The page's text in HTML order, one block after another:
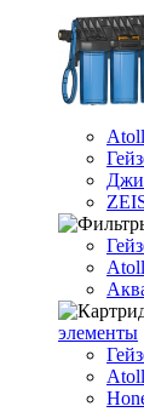
Atoll
Atoll
элементы
Atoll